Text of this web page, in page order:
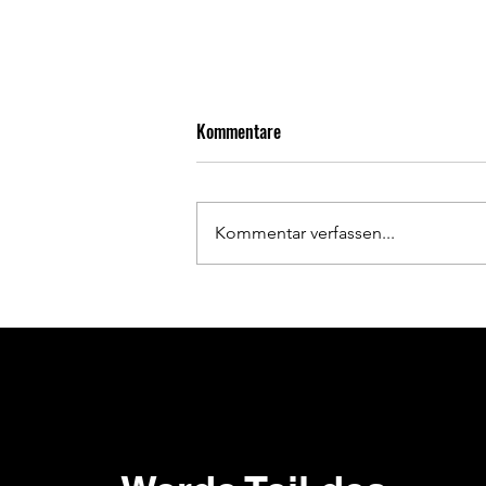
Juniorinnen in Billingsbach
Kommentare
Kommentar verfassen...